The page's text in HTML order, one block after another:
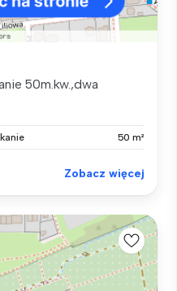
50m.kw.,dwa
50 m²
Zobacz więcej